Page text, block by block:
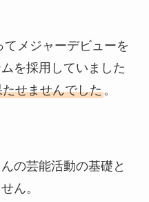
てメジャーデビューを
を採用していました
せませんでした。
の芸能活動の基礎と
ん。